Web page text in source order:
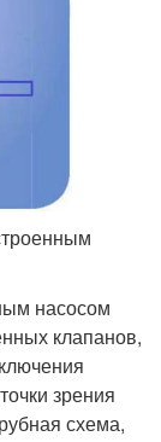
насосом
клапанов,
зрения
схема,